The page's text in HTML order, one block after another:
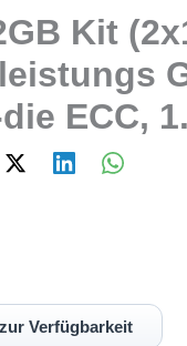
Kit
ECC,
Verfügbarkeit